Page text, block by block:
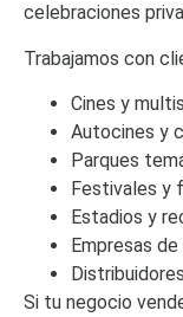
celebraciones
Trabajamos con
Cines y
Autocines y
Parques
Festivales y
Estadios y
Empresas
Si tu negocio